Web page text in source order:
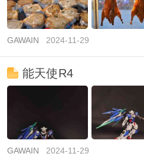
GAWAIN 2024-11-29
能天使R4
GAWAIN 2024-11-29